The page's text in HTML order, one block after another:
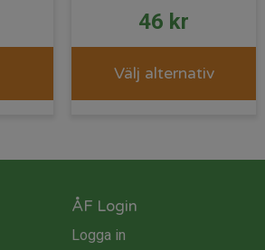
46 kr
Välj alternativ
ÅF Login
Logga in